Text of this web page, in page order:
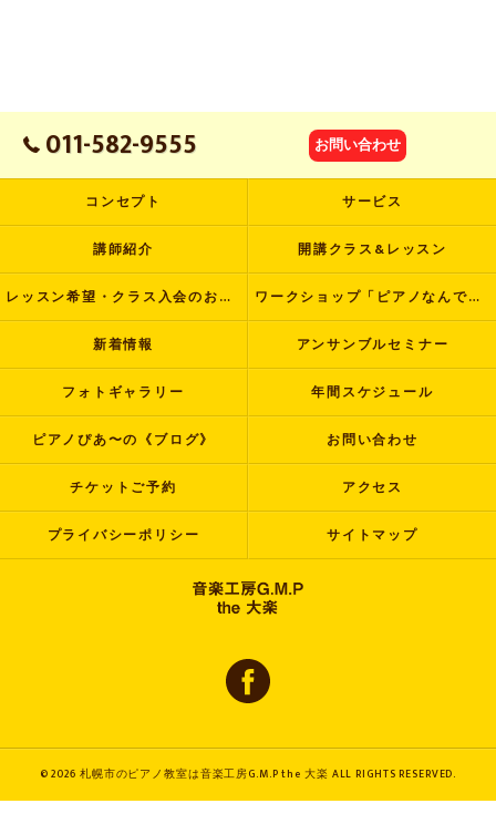
011-582-9555 お問い合わせ
コンセプト サービス
講師紹介 開講クラス&レッスン
レッスン希望・クラス入会のお申し込み ワークショップ「ピアノなんでも塾」
新着情報 アンサンブルセミナー
フォトギャラリー 年間スケジュール
ピアノぴあ〜の《ブログ》 お問い合わせ
チケットご予約 アクセス
プライバシーポリシー サイトマップ
© 2026 札幌市のピアノ教室は音楽工房G.M.P the 大楽 ALL RIGHTS RESERVED.